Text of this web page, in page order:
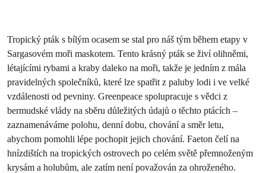
Tropický pták s bílým ocasem se stal pro náš tým během etapy v
Sargasovém moři maskotem. Tento krásný pták se živí olihněmi,
létajícími rybami a kraby daleko na moři, takže je jedním z mála
pravidelných společníků, které lze spatřit z paluby lodi i ve velké
vzdálenosti od pevniny. Greenpeace spolupracuje s vědci z
bermudské vlády na sběru důležitých údajů o těchto ptácích –
zaznamenáváme polohu, denní dobu, chování a směr letu,
abychom pomohli lépe pochopit jejich chování. Faeton čelí na
hnízdištích na tropických ostrovech po celém světě přemnoženým
krysám a holubům, ale zatím není považován za ohroženého.